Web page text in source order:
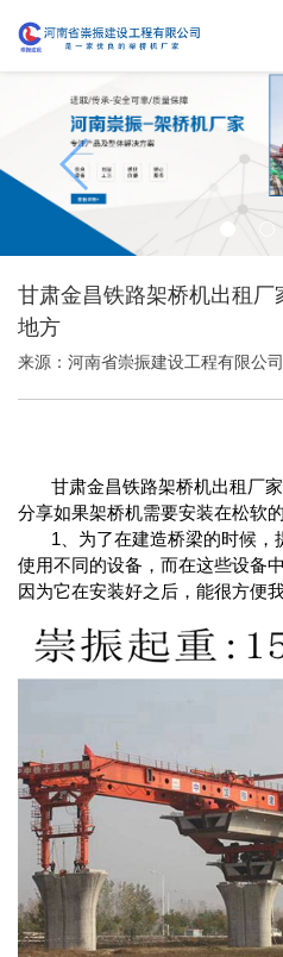
甘肃金昌铁路架桥机出租
地方
来源：河南省崇振建设工程有限公司
甘肃金昌铁路架桥机出租厂家
分享如果架桥机需要安装在松软
1、为了在建造桥梁的时候，
使用不同的设备，而在这些设备
因为它在安装好之后，能很方便